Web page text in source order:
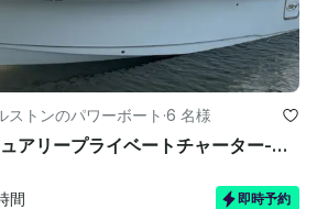
ストンのパワーボート ·6 名様
ラグジュアリープライベートチャーター-クルーズ、パーティー、バチェロレッテ-26' シーハント 265 ウルトラ
間 即時予約